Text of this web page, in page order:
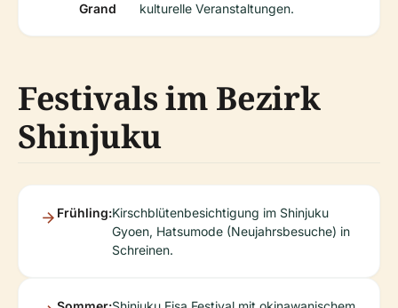
Grand
kulturelle Veranstaltungen.
Festivals im Bezirk
Shinjuku
Frühling:Kirschblütenbesichtigung im Shinjuku
Gyoen, Hatsumode (Neujahrsbesuche) in
Schreinen.